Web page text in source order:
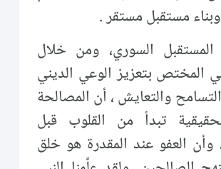
مستقبل مستقر .
المستقبل السوري، ومن خلال
المختص بتعزيز الوعي الديني
والتعايش ، أن المصالحة
تبدأ من القلوب قبل
العفو عند المقدرة هو خلق